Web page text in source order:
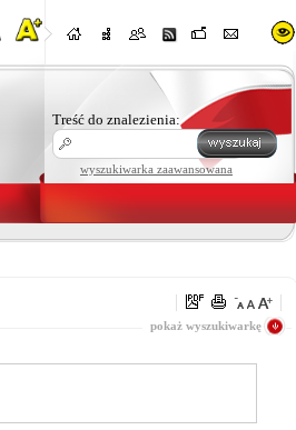
Treść do znalezienia:
wyszukiwarka zaawansowana
pokaż wyszukiwarkę